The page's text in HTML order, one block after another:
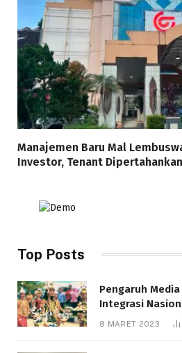
Manajemen Baru Mal
Investor, Tenant Dipertahankan
Top Posts
Pengaruh
Integrasi
8 MARET 2023